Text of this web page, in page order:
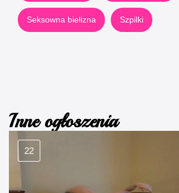
Seksowna bielizna Szpilki
Inne ogłoszenia
22